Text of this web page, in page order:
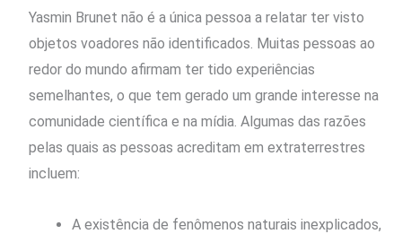
Yasmin Brunet não é a única pessoa a relatar ter visto
objetos voadores não identificados. Muitas pessoas ao
redor do mundo afirmam ter tido experiências
semelhantes, o que tem gerado um grande interesse na
comunidade científica e na mídia. Algumas das razões
pelas quais as pessoas acreditam em extraterrestres
incluem:
A existência de fenômenos naturais inexplicados,